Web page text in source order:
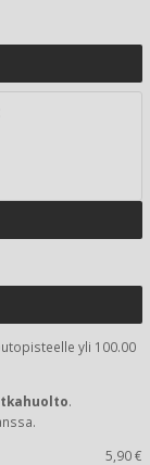
yli 100.00
.
5,90 €